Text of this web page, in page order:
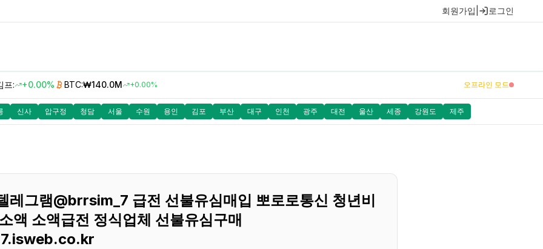
회원가입 로그인
프: +0.00% BTC:₩140.0M +0.00% 오프라인 모드
신사 압구정 청담 서울 수원 용인 김포 부산 대구 인천 광주 대전 울산 세종 강원도 제주
레그램@brrsim_7 급전 선불유심매입 뽀로로통신 청년비
액 소액급전 정식업체 선불유심구매